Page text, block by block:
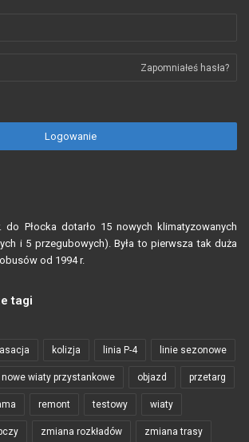
Zapomniałeś hasła?
Logowanie
do Płocka dotarło 15 nowych klimatyzowanych
i 5 przegubowych). Była to pierwsza tak duża
od 1994 r.
tagi
kolizja linia P-4 linie sezonowe
nowe wiaty przystankowe objazd przetarg
remont testowy wiaty
zmiana rozkładów zmiana trasy